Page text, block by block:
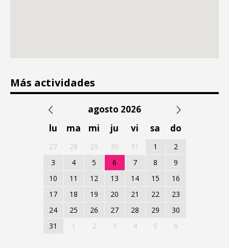
Más actividades
agosto 2026
lu
ma mi ju vi sa do
27 28 29 30 31 1
2
3
4 5 6 7 8
9
10
11 12 13 14 15
16
17
18 19 20 21 22
23
24
25 26 27 28 29
30
31
1 2 3 4 5 6